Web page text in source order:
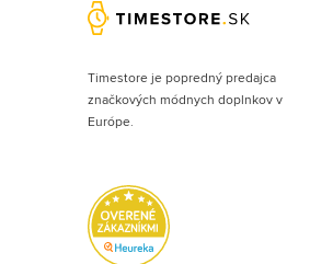
Timestore je popredný predajca
značkových módnych doplnkov v
Európe.